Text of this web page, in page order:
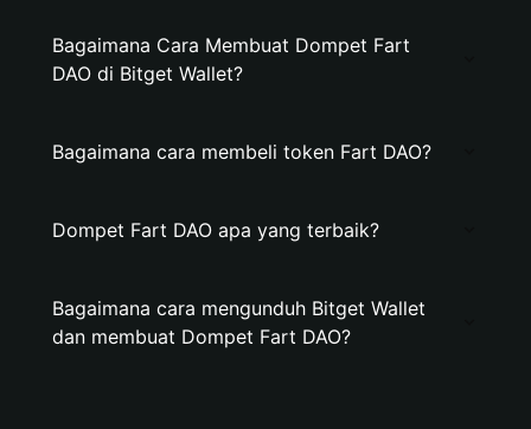
Bagaimana Cara Membuat Dompet Fart
DAO di Bitget Wallet?
Bagaimana cara membeli token Fart DAO?
Dompet Fart DAO apa yang terbaik?
Bagaimana cara mengunduh Bitget Wallet
dan membuat Dompet Fart DAO?